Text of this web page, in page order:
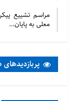
مراسم تشییع
معلی به پایان…